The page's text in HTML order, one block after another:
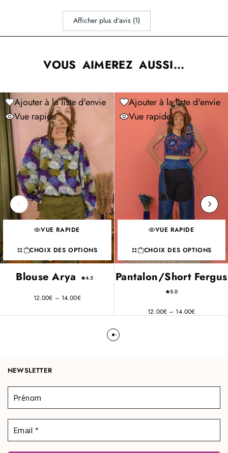
Afficher plus d‘avis (1)
VOUS AIMEREZ AUSSI...
Ajouter à la liste d'envie
Vue rapide
VUE RAPIDE
CHOIX DES OPTIONS
Blouse Arya 4.5
12.00€ – 14.00€
Ajouter à la liste d'envie
Vue rapide
VUE RAPIDE
CHOIX DES OPTIONS
Pantalon/Short Fergus
5.0
12.00€ – 14.00€
NEWSLETTER